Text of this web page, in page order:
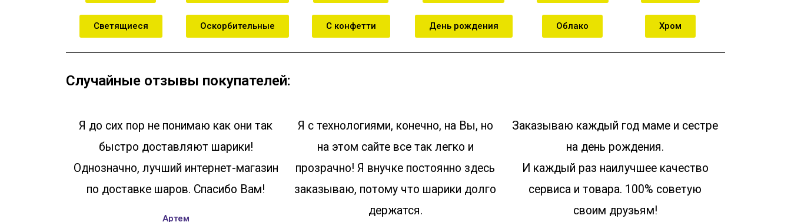
Светящиеся Оскорбительные С конфетти День рождения Облако Хром
Случайные отзывы покупателей:
Я до сих пор не понимаю как они так
быстро доставляют шарики!
Однозначно, лучший интернет-магазин
по доставке шаров. Спасибо Вам!
Артем
Я с технологиями, конечно, на Вы, но
на этом сайте все так легко и
прозрачно! Я внучке постоянно здесь
заказываю, потому что шарики долго
держатся.
Заказываю каждый год маме и сестре
на день рождения.
И каждый раз наилучшее качество
сервиса и товара. 100% советую
своим друзьям!